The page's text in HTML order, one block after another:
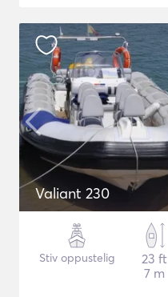
Valiant 230
Stiv oppustelig
23 ft
7 m